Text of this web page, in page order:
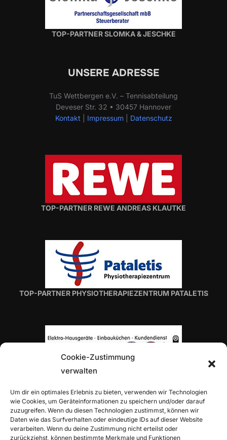
Cookie-Zustimmung
verwalten
Um dir ein optimales Erlebnis zu bieten, verwenden wir Technologien
wie Cookies, um Geräteinformationen zu speichern und/oder darauf
zuzugreifen. Wenn du diesen Technologien zustimmst, können wir
Daten wie das Surfverhalten oder eindeutige IDs auf dieser Website
verarbeiten. Wenn du deine Zustimmung nicht erteilst oder
zurückziehst, können bestimmte Merkmale und Funktionen
TOP-PARTNER SLOMKA & JESCHKE
UNSERE ADRESSE
TuS Wettbergen e.V. – Tennisabteilung
Deveser Str. 32 • 30457 Hannover
Kontakt
Impressum| Datenschutz
TOP-PARTNER REWE ANDREAS KLAUTKE
TOP-PARTNER PHYSIOTHERAPIEZENTRUM PATALETIS